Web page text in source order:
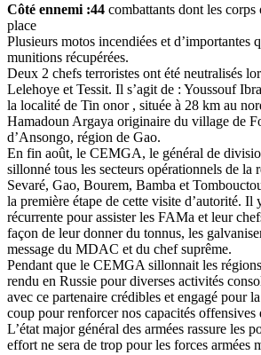
Côté ennemi :44 combattants dont les corps
place
Plusieurs motos incendiées et d’importantes
munitions récupérées.
Deux 2 chefs terroristes ont été neutralisés
Lelehoye et Tessit. Il s’agit de : Youssouf
la localité de Tin onor , située à 28 km au
Hamadoun Argaya originaire du village de
d’Ansongo, région de Gao.
En fin août, le CEMGA, le général de
sillonné tous les secteurs opérationnels de la
Sevaré, Gao, Bourem, Bamba et
la première étape de cette visite d’autorité. Il
récurrente pour assister les FAMa et leur
façon de leur donner du tonnus, les
message du MDAC et du chef suprême.
Pendant que le CEMGA sillonnait les
rendu en Russie pour diverses activités
avec ce partenaire crédibles et engagé pour
coup pour renforcer nos capacités offensives
L’état major général des armées rassure les
effort ne sera de trop pour les forces armées